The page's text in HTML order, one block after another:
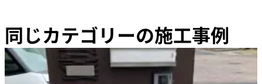
同じカテゴリーの施工事例